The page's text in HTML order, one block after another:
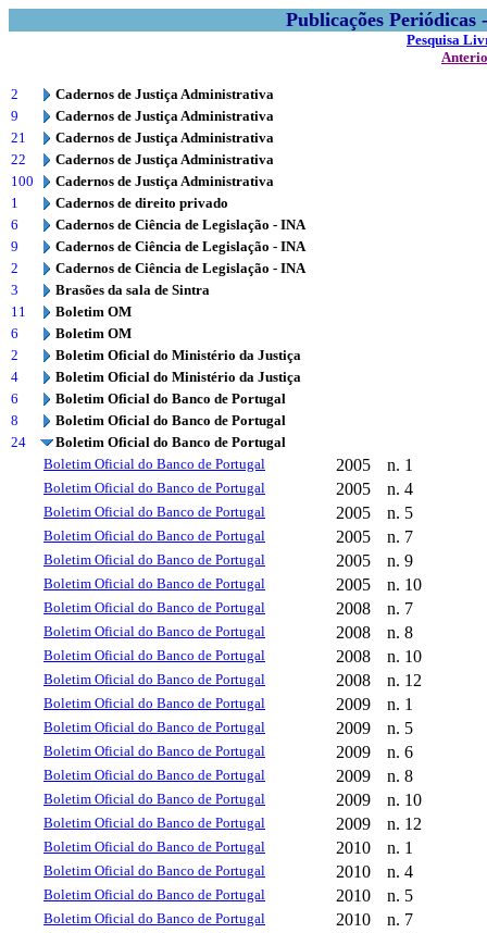
Publicações
Pesquisa
2
Cadernos de Justiça Administrativa
9
Cadernos de Justiça Administrativa
21
Cadernos de Justiça Administrativa
22
Cadernos de Justiça Administrativa
100
Cadernos de Justiça Administrativa
1
Cadernos de direito privado
6
Cadernos de Ciência de Legislação - INA
9
Cadernos de Ciência de Legislação - INA
2
Cadernos de Ciência de Legislação - INA
3
Brasões da sala de Sintra
11
Boletim OM
6
Boletim OM
2
Boletim Oficial do Ministério da Justiça
4
Boletim Oficial do Ministério da Justiça
6
Boletim Oficial do Banco de Portugal
8
Boletim Oficial do Banco de Portugal
24
Boletim Oficial do Banco de Portugal
Boletim Oficial do Banco de Portugal
2005 n. 1
Boletim Oficial do Banco de Portugal 2005 n. 4
Boletim Oficial do Banco de Portugal 2005 n. 5
Boletim Oficial do Banco de Portugal 2005 n. 7
Boletim Oficial do Banco de Portugal 2005 n. 9
Boletim Oficial do Banco de Portugal 2005 n. 10
Boletim Oficial do Banco de Portugal 2008 n. 7
Boletim Oficial do Banco de Portugal 2008 n. 8
Boletim Oficial do Banco de Portugal 2008 n. 10
Boletim Oficial do Banco de Portugal 2008 n. 12
Boletim Oficial do Banco de Portugal 2009 n. 1
Boletim Oficial do Banco de Portugal 2009 n. 5
Boletim Oficial do Banco de Portugal 2009 n. 6
Boletim Oficial do Banco de Portugal 2009 n. 8
Boletim Oficial do Banco de Portugal 2009 n. 10
Boletim Oficial do Banco de Portugal 2009 n. 12
Boletim Oficial do Banco de Portugal 2010 n. 1
Boletim Oficial do Banco de Portugal 2010 n. 4
Boletim Oficial do Banco de Portugal 2010 n. 5
Boletim Oficial do Banco de Portugal 2010 n. 7